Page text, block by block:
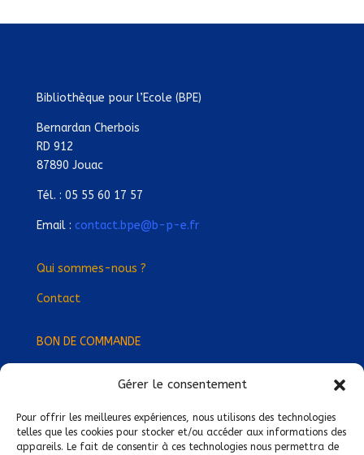
Gérer le consentement
Pour offrir les meilleures expériences, nous utilisons des technologies
telles que les cookies pour stocker et/ou accéder aux informations des
appareils. Le fait de consentir à ces technologies nous permettra de
Bibliothèque pour l’Ecole (BPE)
Bernardan Cherbois
RD 912
87890 Jouac
Tél. : 05 55 60 17 57
Email : contact.bpe@b-p-e.fr
Qui sommes-nous ?
Contact
BON DE COMMANDE
Devenez Délégué·e Régional·e !
Trouvez-nous près de chez vous !